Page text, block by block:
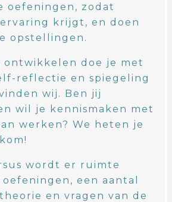
oefeningen, zodat
ervaring krijgt, en doen
opstellingen.
ontwikkelen doe je met
reflectie en spiegeling
wij. Ben jij
wil je kennismaken met
werken? We heten je
wordt er ruimte
oefeningen, een aantal
en vragen van de